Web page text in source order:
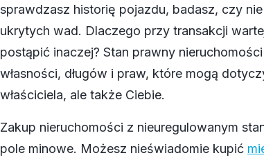
sprawdzasz historię pojazdu, badasz, czy
ukrytych wad. Dlaczego przy transakcji
postąpić inaczej? Stan prawny
własności, długów i praw, które mogą
właściciela, ale także Ciebie.
Zakup nieruchomości z nieuregulowanym
pole minowe. Możesz nieświadomie kupić